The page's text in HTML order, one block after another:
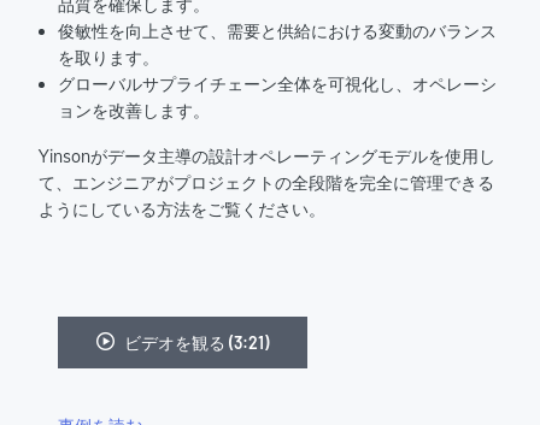
品質を確保します。
俊敏性を向上させて、需要と供給における変動のバランス
を取ります。
グローバルサプライチェーン全体を可視化し、オペレーシ
ョンを改善します。
Yinsonがデータ主導の設計オペレーティングモデルを使用し
て、エンジニアがプロジェクトの全段階を完全に管理できる
ようにしている方法をご覧ください。
ビデオを観る (3:21)